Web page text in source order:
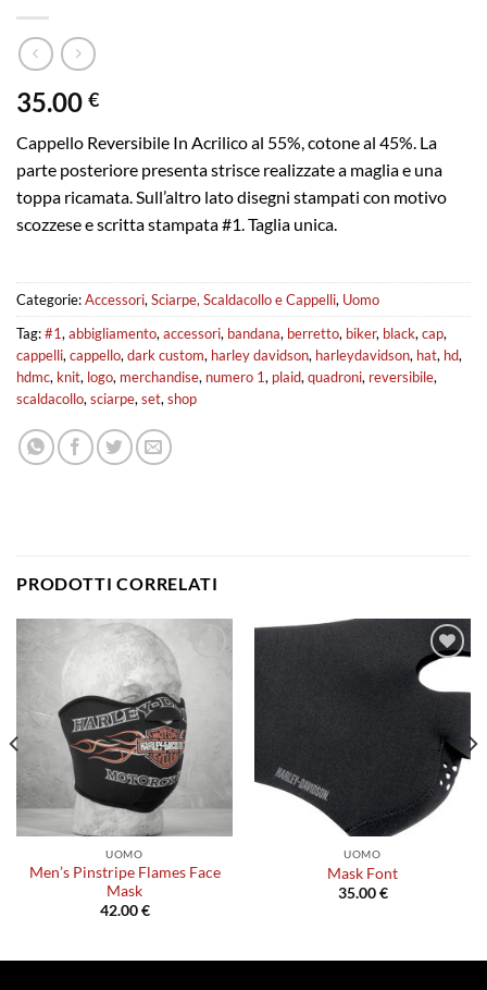
35.00 €
Cappello Reversibile In Acrilico al 55%, cotone al 45%. La
parte posteriore presenta strisce realizzate a maglia e una
toppa ricamata. Sull’altro lato disegni stampati con motivo
scozzese e scritta stampata #1. Taglia unica.
Categorie:Accessori,Sciarpe, Scaldacollo e Cappelli, Uomo
Tag:#1,abbigliamento,accessori, bandana, berretto, biker, black,cap,
cappelli,cappello,dark custom, harley davidson, harleydavidson, hat, hd,
hdmc, knit, logo, merchandise, numero 1, plaid,quadroni, reversibile,
scaldacollo,sciarpe,set,shop
PRODOTTI CORRELATI
Aggiungi
alla lista
desideri
UOMO
Men’s Pinstripe Flames Face
Mask
42.00€
Aggiungi
alla lista
UOMO
Mask Font
35.00€